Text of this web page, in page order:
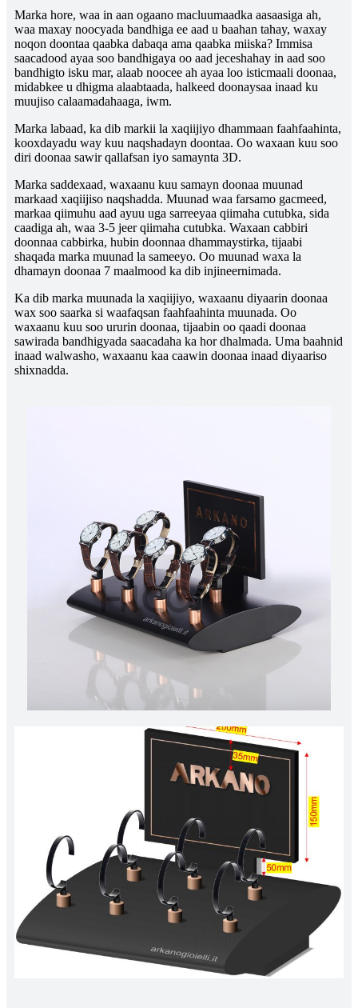
Marka hore, waa in aan ogaano macluumaadka aasaasiga ah,
waa maxay noocyada bandhiga ee aad u baahan tahay, waxay
noqon doontaa qaabka dabaqa ama qaabka miiska? Immisa
saacadood ayaa soo bandhigaya oo aad jeceshahay in aad soo
bandhigto isku mar, alaab noocee ah ayaa loo isticmaali doonaa,
midabkee u dhigma alaabtaada, halkeed doonaysaa inaad ku
muujiso calaamadahaaga, iwm.
Marka labaad, ka dib markii la xaqiijiyo dhammaan faahfaahinta,
kooxdayadu way kuu naqshadayn doontaa. Oo waxaan kuu soo
diri doonaa sawir qallafsan iyo samaynta 3D.
Marka saddexaad, waxaanu kuu samayn doonaa muunad
markaad xaqiijiso naqshadda. Muunad waa farsamo gacmeed,
markaa qiimuhu aad ayuu uga sarreeyaa qiimaha cutubka, sida
caadiga ah, waa 3-5 jeer qiimaha cutubka. Waxaan cabbiri
doonnaa cabbirka, hubin doonnaa dhammaystirka, tijaabi
shaqada marka muunad la sameeyo. Oo muunad waxa la
dhamayn doonaa 7 maalmood ka dib injineernimada.
Ka dib marka muunada la xaqiijiyo, waxaanu diyaarin doonaa
wax soo saarka si waafaqsan faahfaahinta muunada. Oo
waxaanu kuu soo ururin doonaa, tijaabin oo qaadi doonaa
sawirada bandhigyada saacadaha ka hor dhalmada. Uma baahnid
inaad walwasho, waxaanu kaa caawin doonaa inaad diyaariso
shixnadda.